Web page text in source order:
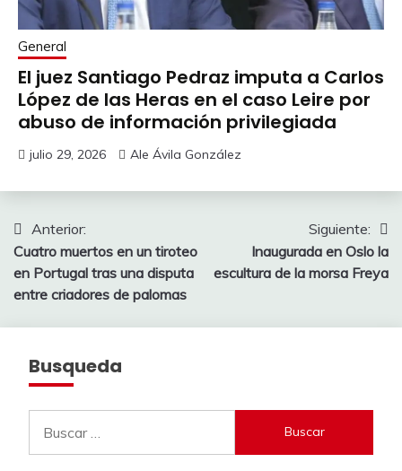
General
El juez Santiago Pedraz imputa a Carlos
López de las Heras en el caso Leire por
abuso de información privilegiada
julio 29, 2026 Ale Ávila González
Navegación
de
entradas
Anterior:
Cuatro muertos en un tiroteo
en Portugal tras una disputa
entre criadores de palomas
Siguiente:
Inaugurada en Oslo la
escultura de la morsa Freya
Busqueda